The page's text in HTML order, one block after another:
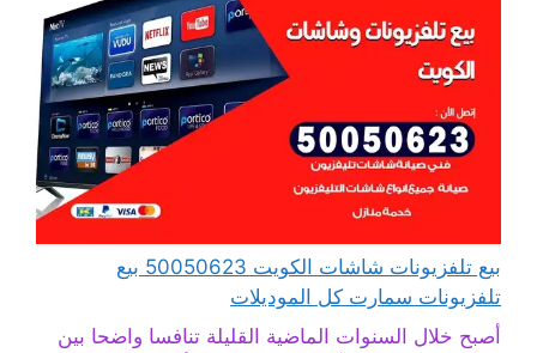
بيع تلفزيونات شاشات الكويت 50050623 بيع
تلفزيونات سمارت كل الموديلات
أصبح خلال السنوات الماضية القليلة تنافسا واضحا بين